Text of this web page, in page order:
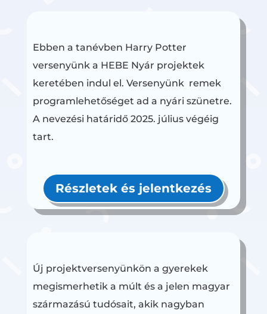
Ebben a tanévben Harry Potter
versenyünk a HEBE Nyár projektek
keretében indul el. Versenyünk remek
programlehetőséget ad a nyári szünetre.
A nevezési határidő 2025. július végéig
tart.
Részletek és jelentkezés
Új projektversenyünkön a gyerekek
megismerhetik a múlt és a jelen magyar
származású tudósait, akik nagyban